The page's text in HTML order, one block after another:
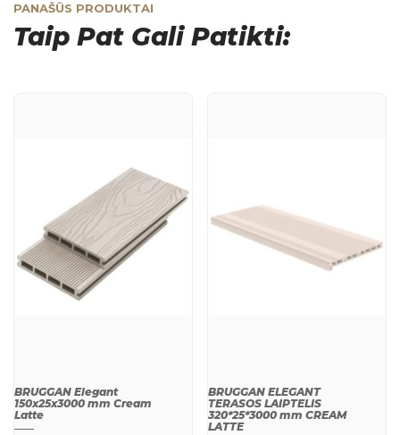
QUICK
QUICK
PANAŠŪS PRODUKTAI
Taip Pat Gali Patikti:
BRUGGAN Elegant
150x25x3000 mm Cream
Latte
BRUGGAN ELEGANT
TERASOS LAIPTELIS
320*25*3000 mm CREAM
LATTE